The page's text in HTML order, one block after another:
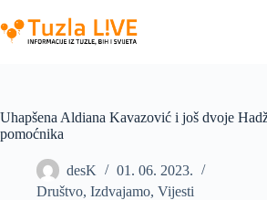
to
content
Uhapšena Aldiana Kavazović i još dvoje
pomoćnika
desK
01. 06. 2023.
Društvo, Izdvajamo, Vijesti